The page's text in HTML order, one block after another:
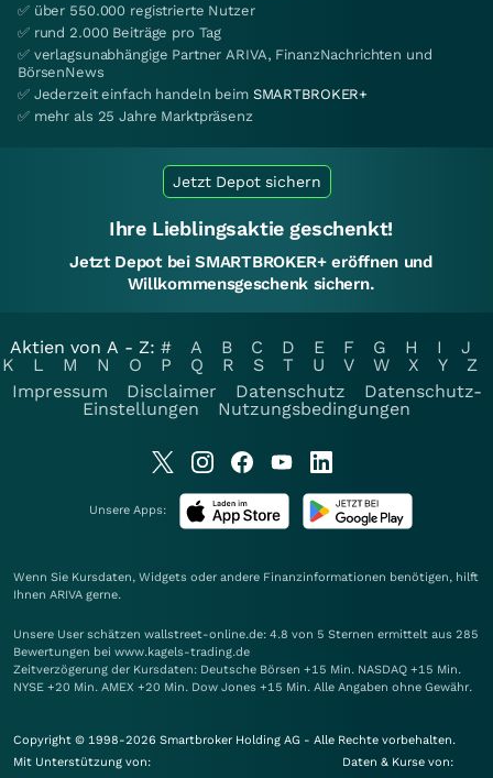
✅ über 550.000 registrierte Nutzer
✅ rund 2.000 Beiträge pro Tag
✅ verlagsunabhängige Partner ARIVA, FinanzNachrichten und
BörsenNews
✅ Jederzeit einfach handeln beim SMARTBROKER+
✅ mehr als 25 Jahre Marktpräsenz
Jetzt Depot sichern
Ihre Lieblingsaktie geschenkt!
Jetzt Depot bei SMARTBROKER+ eröffnen und
Willkommensgeschenk sichern.
Aktien von A - Z: # A B C D E F G H I
J
K
L M N O P Q R S T U V W X Y
Z
Impressum
Disclaimer Datenschutz
Datenschutz-
Einstellungen
Nutzungsbedingungen
Unsere Apps:
Wenn Sie Kursdaten, Widgets oder andere Finanzinformationen benötigen, hilft
Ihnen ARIVA gerne.
Unsere User schätzen wallstreet-online.de: 4.8 von 5 Sternen ermittelt aus 285
Bewertungen bei www.kagels-trading.de
Zeitverzögerung der Kursdaten: Deutsche Börsen +15 Min. NASDAQ +15 Min.
NYSE +20 Min. AMEX +20 Min. Dow Jones +15 Min. Alle Angaben ohne Gewähr.
Copyright © 1998-2026 Smartbroker Holding AG - Alle Rechte vorbehalten.
Mit Unterstützung von:
Daten & Kurse von: